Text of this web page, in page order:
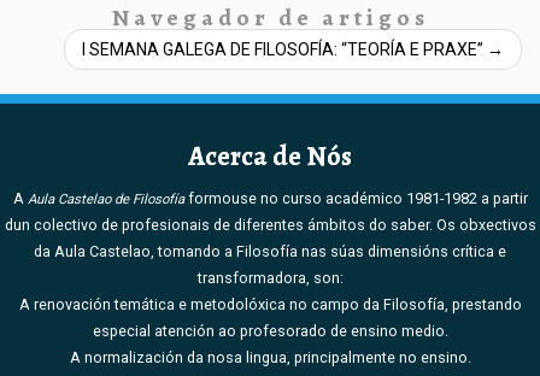
Navegador de artigos
I SEMANA GALEGA DE FILOSOFÍA: “TEORÍA E PRAXE” →
Acerca de Nós
A Aula Castelao de Filosofíaformouse no curso académico 1981-1982 a partir
dun colectivo de profesionais de diferentes ámbitos do saber. Os obxectivos
da Aula Castelao, tomando a Filosofía nas súas dimensións crítica e
transformadora, son:
A renovación temática e metodolóxica no campo da Filosofía, prestando
especial atención ao profesorado de ensino medio.
A normalización da nosa lingua, principalmente no ensino.